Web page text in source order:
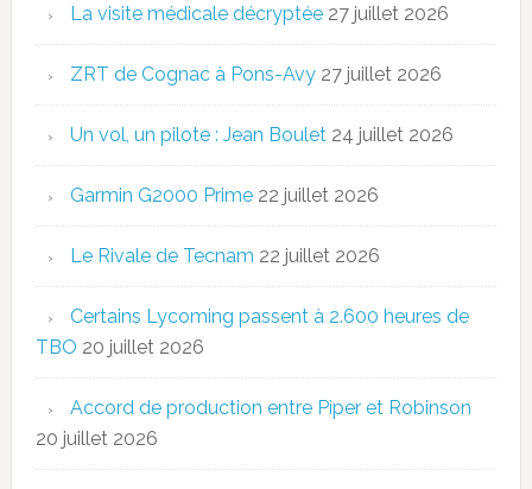
La visite médicale décryptée 27 juillet 2026
ZRT de Cognac à Pons-Avy 27 juillet 2026
Un vol, un pilote : Jean Boulet 24 juillet 2026
Garmin G2000 Prime 22 juillet 2026
Le Rivale de Tecnam 22 juillet 2026
Certains Lycoming passent à 2.600 heures de
TBO 20 juillet 2026
Accord de production entre Piper et Robinson
20 juillet 2026